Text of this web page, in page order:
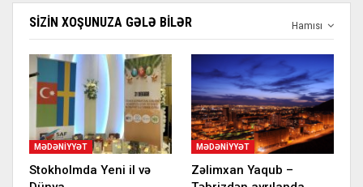
Hamısı
SIZIN XOŞUNUZA GƏLƏ BILƏR
MƏDƏNIYYƏT
Stokholmda Yeni il və
MƏDƏNIYYƏT
Zəlimxan Yaqub –